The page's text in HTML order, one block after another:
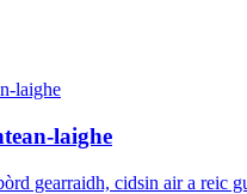
laighe